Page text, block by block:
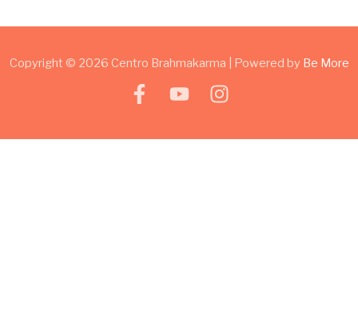
Copyright © 2026 Centro Brahmakarma | Powered by Be More